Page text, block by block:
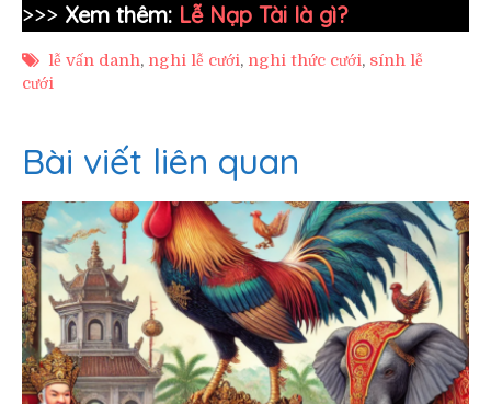
>>> Xem thêm: Lễ Nạp Tài là gì?
lễ vấn danh, nghi lễ cưới, nghi thức cưới, sính lễ
cưới
Bài viết liên quan